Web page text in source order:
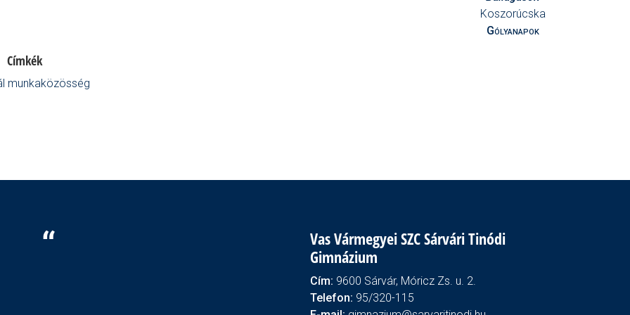
Címkék
munkaközösség
Koszorúcska
Gólyanapok
Vas Vármegyei SZC Sárvári Tinódi
Gimnázium
Cím: 9600 Sárvár, Móricz Zs. u. 2.
Telefon: 95/320-115